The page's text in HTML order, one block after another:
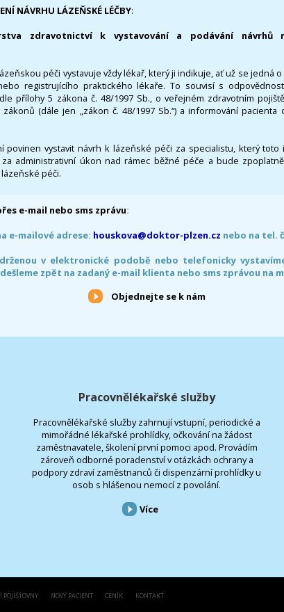
NÁVRHU LÁZEŇSKÉ LÉČBY:
zdravotnictví k vystavování a podávání návrhů
péči vystavuje vždy lékař, který ji indikuje, ať už se jedná
registrujícího praktického lékaře. To souvisí s
přílohy 5 zákona č. 48/1997 Sb., o veřejném zdravotním
(dále jen „zákon č. 48/1997 Sb.“) a informování
povinen vystavit návrh k lázeňské péči za specialistu, který
administrativní úkon nad rámec běžné péče a bude
péči.
e-mail nebo sms zprávu:
e-mailové adrese: houskova@doktor-plzen.cz nebo na tel.
v elektronické podobě nebo telefonicky
zpět na zadaný e-mail klienta nebo sms zprávou na
Objednejte se k nám
Pracovnělékařské služby
Pracovnělékařské služby zahrnují vstupní, periodické a
mimořádné lékařské prohlídky, očkování na žádost
zaměstnavatele, školení první pomoci apod. Provádím
zároveň odborné poradenství v otázkách ochrany a
podpory zdraví zaměstnanců či dispenzární prohlídky u
osob s hlášenou nemocí z povolání.
Více
POJIŠŤOVNY NOVÝ PACIENT CENÍK KONTAKT